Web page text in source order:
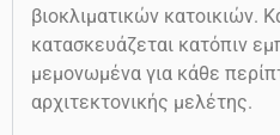
βιοκλιματικών κατοικιών.
κατασκευάζεται κατόπιν
μεμονωμένα για κάθε
αρχιτεκτονικής μελέτης.